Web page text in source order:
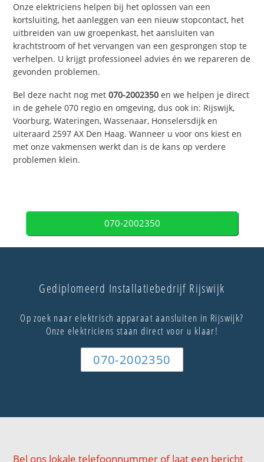
Onze elektriciens helpen bij het oplossen van een
kortsluiting, het aanleggen van een nieuw stopcontact, het
uitbreiden van uw groepenkast, het aansluiten van
krachtstroom of het vervangen van een gesprongen stop te
verhelpen. U krijgt professioneel advies én we repareren de
gevonden problemen.
Bel deze nacht nog met070-2002350 en we helpen je direct
in de gehele 070 regio en omgeving, dus ook in: Rijswijk,
Voorburg, Wateringen, Wassenaar, Honselersdijk en
uiteraard 2597 AX Den Haag. Wanneer u voor ons kiest en
met onze vakmensen werkt dan is de kans op verdere
problemen klein.
070-2002350
Gediplomeerd Installatiebedrijf Rijswijk
Op zoek naar elektrisch apparaat aansluiten in Rijswijk?
Onze elektriciens staan direct voor u klaar!
070-2002350
Bel ons lokale telefoonnummer of laat een bericht